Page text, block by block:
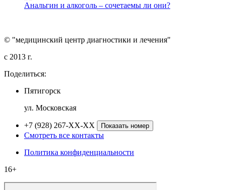
Анальгин и алкоголь – сочетаемы ли они?
© "медицинский центр диагностики и лечения"
c 2013 г.
Поделиться:
Пятигорск
ул. Московская
+7 (928) 267-XX-XX Показать номер
Смотреть все контакты
Политика конфиденциальности
16+